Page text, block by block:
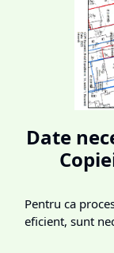
Date
Pentru ca
eficient, sunt